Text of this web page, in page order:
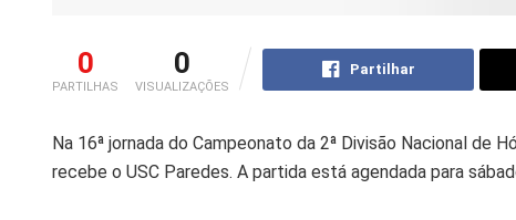
0
PARTILHAS
0
VISUALIZAÇÕES
Partilhar
Na 16ª jornada do Campeonato da 2ª Divisão Nacional de
recebe o USC Paredes. A partida está agendada para